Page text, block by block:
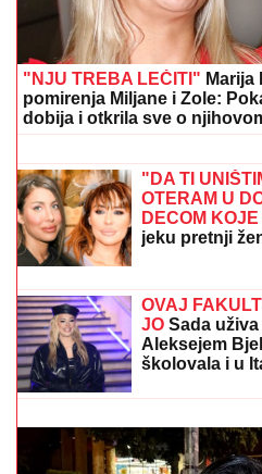
"NJU TREBA LEČITI"
pomirenja Miljane i Zole:
dobija i otkrila sve o
osoba odmah
stvaraju se
DECOM
jeku pretnji
Ana Nikolić
ništa!"